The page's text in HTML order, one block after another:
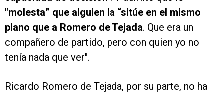
"molesta” que alguien la “sitúe en el mismo
plano que a Romero de Tejada. Que era un
compañero de partido, pero con quien yo no
tenía nada que ver".
Ricardo Romero de Tejada, por su parte, no ha